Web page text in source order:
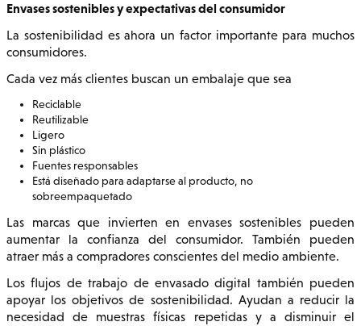
Envases sostenibles y expectativas del consumidor
La sostenibilidad es ahora un factor importante para muchos
consumidores.
Cada vez más clientes buscan un embalaje que sea
Reciclable
Reutilizable
Ligero
Sin plástico
Fuentes responsables
Está diseñado para adaptarse al producto, no
sobreempaquetado
Las marcas que invierten en envases sostenibles pueden
aumentar la confianza del consumidor. También pueden
atraer más a compradores conscientes del medio ambiente.
Los flujos de trabajo de envasado digital también pueden
apoyar los objetivos de sostenibilidad. Ayudan a reducir la
necesidad de muestras físicas repetidas y a disminuir el